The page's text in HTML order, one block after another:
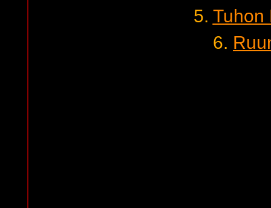
5. Tuhon
6.